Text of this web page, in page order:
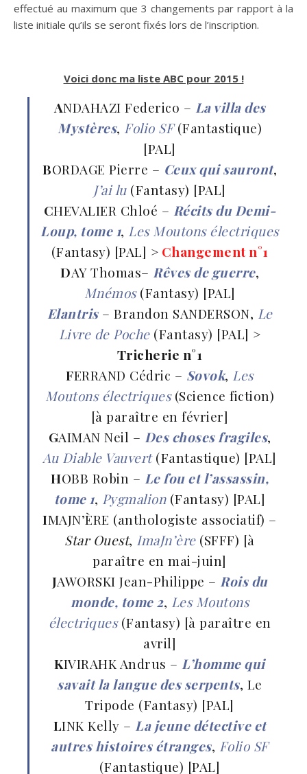
effectué au maximum que 3 changements par rapport à la
liste initiale qu’ils se seront fixés lors de l’inscription.
Voici donc ma liste ABC pour 2015 !
ANDAHAZI Federico – La villa des
Mystères, Folio SF(Fantastique)
[PAL]
BORDAGE Pierre – Ceux qui sauront,
J’ai lu(Fantasy) [PAL]
CHEVALIER Chloé – Récits du Demi-
Loup, tome 1, Les Moutons électriques
(Fantasy) [PAL] > Changement n°1
DAY Thomas– Rêves de guerre,
Mnémos(Fantasy) [PAL]
Elantris– Brandon SANDERSON, Le
Livre de Poche(Fantasy) [PAL] >
Tricherie n°1
FERRAND Cédric – Sovok, Les
Moutons électriques(Science fiction)
[à paraître en février]
GAIMAN Neil – Des choses fragiles,
Au Diable Vauvert(Fantastique) [PAL]
HOBB Robin – Le fou et l’assassin,
tome 1, Pygmalion(Fantasy) [PAL]
IMAJN’ÈRE (anthologiste associatif) –
Star Ouest, ImaJn’ère(SFFF) [à
paraître en mai-juin]
JAWORSKI Jean-Philippe – Rois du
monde, tome 2, Les Moutons
électriques(Fantasy) [à paraître en
avril]
KIVIRAHK Andrus – L’homme qui
savait la langue des serpents, Le
Tripode (Fantasy) [PAL]
LINK Kelly – La jeune détective et
autres histoires étranges, Folio SF
(Fantastique) [PAL]